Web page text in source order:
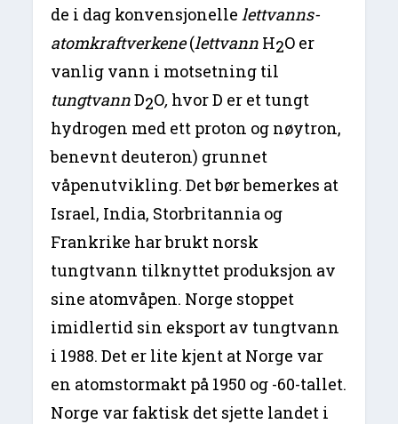
de i dag konvensjonelle lettvanns-
atomkraftverkene(lettvann H2O er
vanlig vann i motsetning til
tungtvannD2O, hvor D er et tungt
hydrogen med ett proton og nøytron,
benevnt deuteron) grunnet
våpenutvikling. Det bør bemerkes at
Israel, India, Storbritannia og
Frankrike har brukt norsk
tungtvann tilknyttet produksjon av
sine atomvåpen. Norge stoppet
imidlertid sin eksport av tungtvann
i 1988. Det er lite kjent at Norge var
en atomstormakt på 1950 og -60-tallet.
Norge var faktisk det sjette landet i